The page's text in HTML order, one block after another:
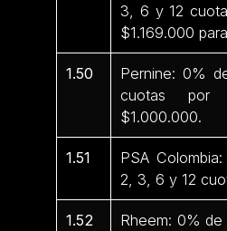
3, 6 y 12
$1.169.000
1.50
Pernine: 0%
cuotas por
$1.000.000.
1.51
PSA
2, 3, 6 y 12
1.52
Rheem: 0%